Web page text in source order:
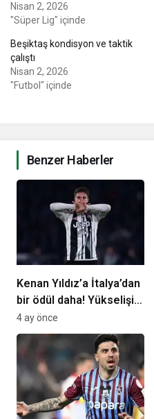
Nisan 2, 2026
"Süper Lig" içinde
Beşiktaş kondisyon ve taktik
çalıştı
Nisan 2, 2026
"Futbol" içinde
Benzer Haberler
Kenan Yıldız’a İtalya’dan
bir ödül daha! Yükselişi
sürüyor
4 ay önce